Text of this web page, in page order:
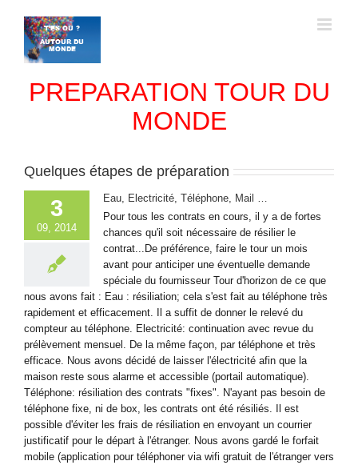
contenu
PREPARATION TOUR DU
MONDE
Quelques étapes de préparation
3
09, 2014
Eau, Electricité, Téléphone, Mail …
Pour tous les contrats en cours, il y a de fortes
chances qu'il soit nécessaire de résilier le
contrat...De préférence, faire le tour un mois
avant pour anticiper une éventuelle demande
spéciale du fournisseur Tour d'horizon de ce que
nous avons fait : Eau : résiliation; cela s'est fait au téléphone très
rapidement et efficacement. Il a suffit de donner le relevé du
compteur au téléphone. Electricité: continuation avec revue du
prélèvement mensuel. De la même façon, par téléphone et très
efficace. Nous avons décidé de laisser l'électricité afin que la
maison reste sous alarme et accessible (portail automatique).
Téléphone: résiliation des contrats "fixes". N'ayant pas besoin de
téléphone fixe, ni de box, les contrats ont été résiliés. Il est
possible d'éviter les frais de résiliation en envoyant un courrier
justificatif pour le départ à l'étranger. Nous avons gardé le forfait
mobile (application pour téléphoner via wifi gratuit de l'étranger vers